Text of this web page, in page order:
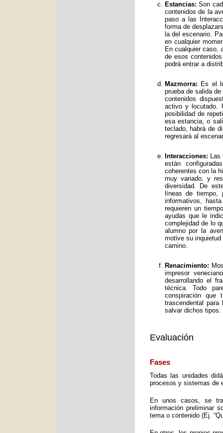
Estancias: Son
contenidos de la
paso a las
forma de
la del escenario.
en cualquier
En cualquier caso,
de esos
podrá entrar a
Mazmorra: Es el
prueba de salida
contenidos
activo y locutado.
posibilidad de
esa estancia, o
teclado, habrá de
regresará al
Interacciones: Las
están
coherentes con la
muy variado, y
diversidad. De
líneas de tiempo,
informativos,
requieren un
ayudas que le
complejidad de lo
alumno por la
motive su
camino.
Renacimiento:
impresor
desarrollando el
técnica. Todo
conspiración
trascendental
salvar dichos tipos.
Evaluación
Fases
Todas las unidades
procesos y sistemas de
En unos casos, se
información preliminar
tema o contenido (Ej.